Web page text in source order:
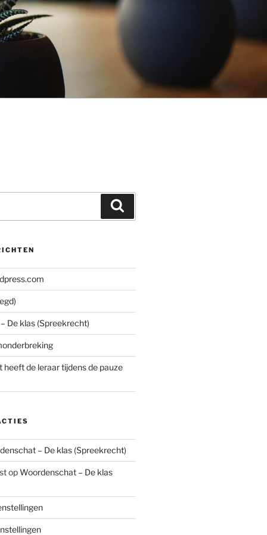
De klas (Spreekrecht)
heeft de leraar tijdens de pauze
– De klas (Spreekrecht)
opWoordenschat – De klas